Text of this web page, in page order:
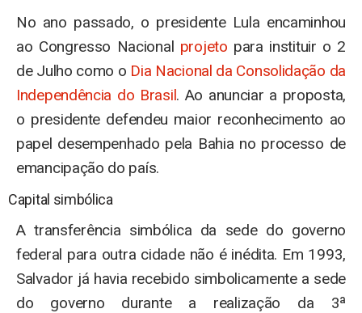
No ano passado, o presidente Lula encaminhou
ao Congresso Nacional projeto para instituir o 2
de Julho como o Dia Nacional da Consolidação da
Independência do Brasil. Ao anunciar a proposta,
o presidente defendeu maior reconhecimento ao
papel desempenhado pela Bahia no processo de
emancipação do país.
Capital simbólica
A transferência simbólica da sede do governo
federal para outra cidade não é inédita. Em 1993,
Salvador já havia recebido simbolicamente a sede
do governo durante a realização da 3ª